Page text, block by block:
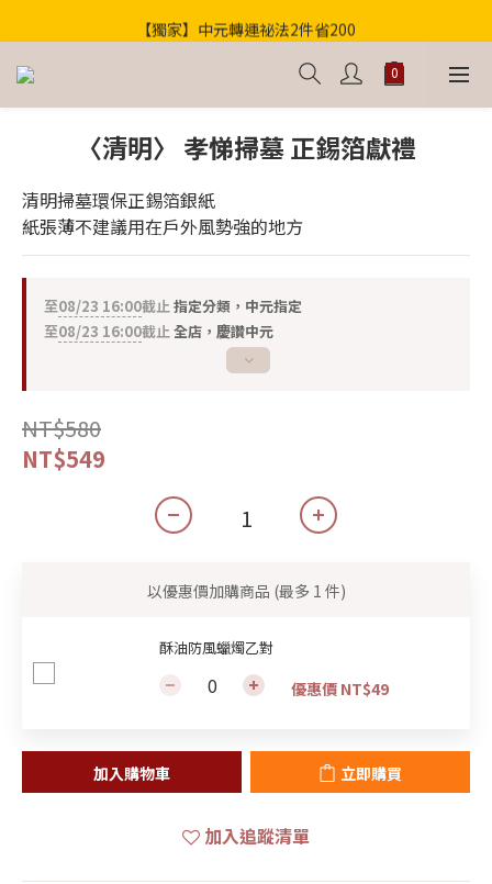
歡迎光臨！全店滿1000免運
【獨家】中元轉運祕法2件省200
歡迎光臨！全店滿1000免運
〈清明〉 孝悌掃墓 正錫箔獻禮
清明掃墓環保正錫箔銀紙
紙張薄不建議用在戶外風勢強的地方
至08/23 16:00截止指定分類，中元指定
至08/23 16:00截止全店，慶讚中元
NT$580
NT$549
以優惠價加購商品 (最多 1 件)
酥油防風蠟燭乙對
優惠價 NT$49
加入購物車 立即購買
加入追蹤清單